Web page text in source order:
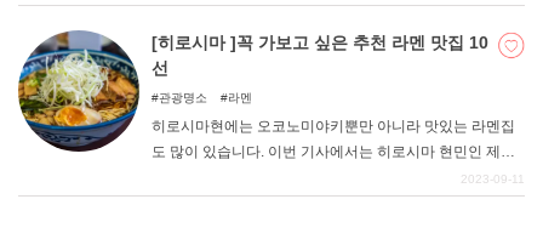
보시기 바랍니다.
[히로시마 ]꼭 가보고 싶은 추천 라멘 맛집 10
선
관광명소 라멘
히로시마현에는 오코노미야키뿐만 아니라 맛있는 라멘집
도 많이 있습니다. 이번 기사에서는 히로시마 현민인 제가
정말 추천하고 싶은 라멘 가게를 소개하니 꼭 참고해 보시
2023-09-11